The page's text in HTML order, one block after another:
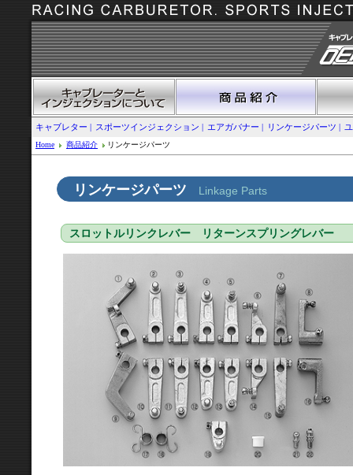
キャブレター スポーツインジェクション エアガバナー リンケージパーツ
Home 商品紹介 リンケージパーツ
リンケージパーツ Linkage Parts
スロットルリンクレバー リターンスプリングレバー